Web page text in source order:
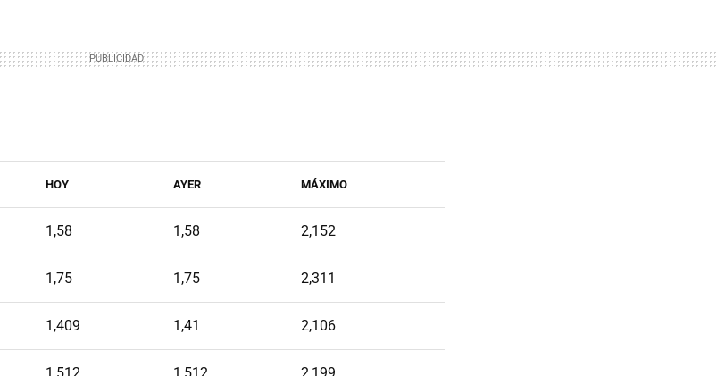
HOY AYER MÁXIMO
1,58 1,58 2,152
1,75 1,75 2,311
1,409 1,41 2,106